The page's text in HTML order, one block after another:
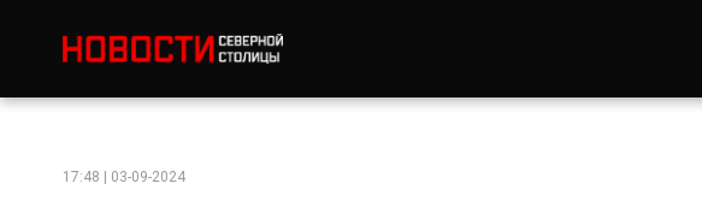
17:48 | 03-09-2024